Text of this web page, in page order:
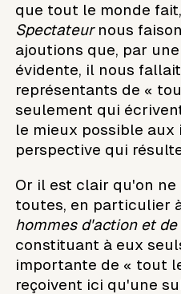
que tout le monde
Spectateurnous
ajoutions que, par
évidente, il nous
représentants de «
seulement qui
le mieux possible aux
perspective qui
Or il est clair qu'on
toutes, en particulier
hommes d'action et
constituant à eux
importante de « tout
reçoivent ici qu'une